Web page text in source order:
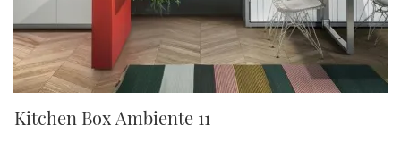
Kitchen Box Ambiente 11